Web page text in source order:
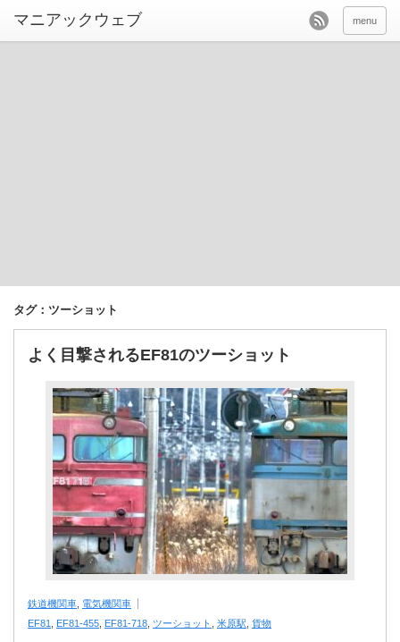
menu
タグ：ツーショット
よく目撃されるEF81のツーショット
鉄道機関車, 電気機関車
EF81, EF81-455, EF81-718, ツーショット , 米原駅, 貨物